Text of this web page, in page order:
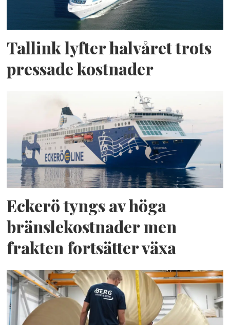
Tallink lyfter halvåret trots
pressade kostnader
Eckerö tyngs av höga
bränslekostnader men
frakten fortsätter växa